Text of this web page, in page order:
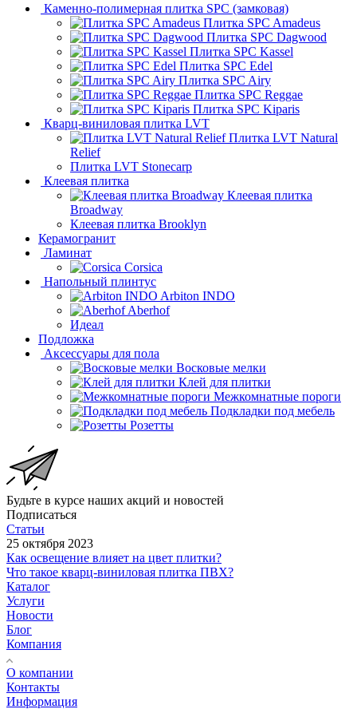
Каменно-полимерная плитка SPC (замковая)
Плитка SPC Amadeus
Плитка SPC Dagwood
Плитка SPC Kassel
Плитка SPC Edel
Плитка SPC Airy
Плитка SPC Reggae
Плитка SPC Kiparis
Кварц-виниловая плитка LVT
Плитка LVT Natural
Relief
Плитка LVT Stonecarp
Клеевая плитка
Клеевая плитка
Broadway
Клеевая плитка Brooklyn
Керамогранит
Ламинат
Corsica
Напольный плинтус
Arbiton INDO
Aberhof
Идеал
Подложка
Аксессуары для пола
Восковые мелки
Клей для плитки
Межкомнатные пороги
Подкладки под мебель
Розетты
Будьте в курсе наших акций и новостей
Подписаться
Статьи
25 октября 2023
Как освещение влияет на цвет плитки?
Что такое кварц-виниловая плитка ПВХ?
Каталог
Услуги
Новости
Блог
Компания
О компании
Контакты
Информация